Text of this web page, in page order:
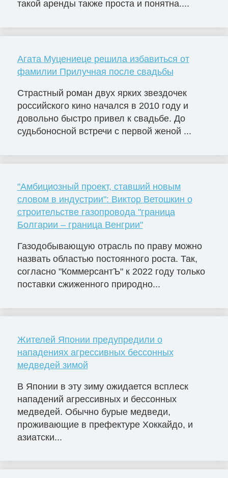
такой аренды также проста и понятна....
Агата Муцениеце решила избавиться от
фамилии Прилучная после свадьбы
Страстный роман двух ярких звездочек
российского кино начался в 2010 году и
довольно быстро привел к свадьбе. До
судьбоносной встречи с первой женой ...
"Амбициозный проект, ставший новым
словом в индустрии": Виктор Ветошкин о
строительстве газопровода "граница
Болгарии – граница Венгрии"
Газодобывающую отрасль по праву можно
назвать областью постоянного роста. Так,
согласно "КоммерсантЪ" к 2022 году только
поставки сжиженного природно...
Жителей Японии предупредили о
нападениях агрессивных бессонных
медведей зимой
В Японии в эту зиму ожидается всплеск
нападений агрессивных и бессонных
медведей. Обычно бурые медведи,
проживающие в префектуре Хоккайдо, и
азиатски...